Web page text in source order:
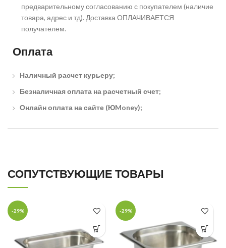
предварительному согласованию с покупателем (наличие
товара, адрес и тд). Доставка ОПЛАЧИВАЕТСЯ
получателем.
Оплата
Наличный расчет курьеру;
Безналичная оплата на расчетный счет;
Онлайн оплата на сайте (ЮMoney);
СОПУТСТВУЮЩИЕ ТОВАРЫ
-29% -29%